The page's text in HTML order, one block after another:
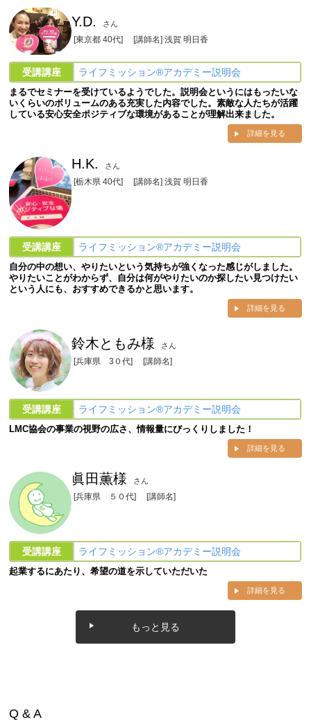
Y.D. さん
[東京都 40代] [講師名] 浅賀 明日香
受講講座 ライフミッション®︎アカデミー説明会
まるでセミナーを受けているようでした。説明会というにはもったいな
いくらいのボリュームのある充実した内容でした。素敵な人たちが活躍
している安心安全ポジティブな環境があることが理解出来ました。
詳細を見る
H.K. さん
[栃木県 40代] [講師名] 浅賀 明日香
受講講座 ライフミッション®︎アカデミー説明会
自分の中の想い、やりたいという気持ちが強くなった感じがしました。
やりたいことがわからず、自分は何がやりたいのか探したい見つけたい
という人にも、おすすめできるかと思います。
詳細を見る
鈴木ともみ様 さん
[兵庫県 3０代] [講師名]
受講講座 ライフミッション®︎アカデミー説明会
LMC協会の事業の視野の広さ、情報量にびっくりしました！
詳細を見る
眞田薫様 さん
[兵庫県 ５０代] [講師名]
受講講座 ライフミッション®︎アカデミー説明会
起業するにあたり、希望の道を示していただいた
詳細を見る
もっと見る
Q & A